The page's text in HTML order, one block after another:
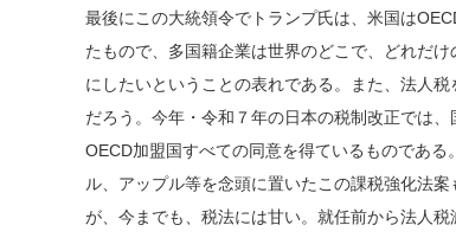
最後にこの大統領令でトランプ氏は、米国は
たもので、多国籍企業は世界のどこで、どれだ
にしたいということの表れである。また、法人
だろう。今年・令和７年の日本の税制改正では
OECD加盟国すべての同意を得ているものであ
ル、アップル等を念頭に置いたこの課税強化法
が、今までも、税法には甘い。就任前から法人